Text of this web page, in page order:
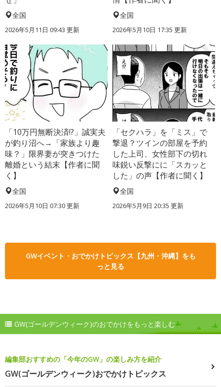
全国
2026年5月11日 09:43 更新
全国
2026年5月10日 17:35 更新
「10万円無断決済!?」誠実夫
が釣り沼へ→「家族より趣
味？」限界妻が突きつけた
離婚という結末【作者に聞
く】
全国
2026年5月10日 07:30 更新
「セクハラ」を「ミス」で
撃退？ツインの部屋を予約
した上司、女性部下の切れ
味鋭い反撃にに「スカッと
した」の声【作者に聞く】
全国
2026年5月9日 20:35 更新
GWイベント・おでかけトピックス【九州・沖縄】をも
っと見る
GW(ゴールデンウィーク)のおでかけをもっと楽しむ
編集部おすすめの「今年のGW」の楽しみ方を紹介
GW(ゴールデンウィーク)おでかけトピックス